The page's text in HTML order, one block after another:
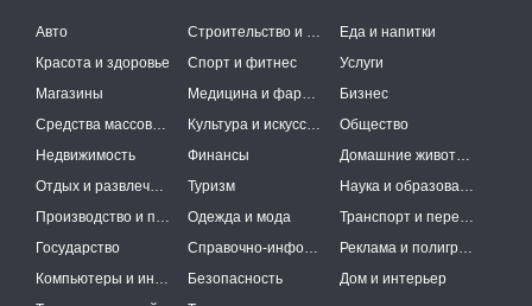
Авто Строительство и ремонт
Еда и напитки
Красота и здоровье
Спорт и фитнес
Услуги
Магазины
Медицина и фармацевтика
Бизнес
Средства массовой информации
Культура и искусство
Общество
Недвижимость
Финансы
Домашние животные
Отдых и развлечения
Туризм
Наука и образование
Производство и поставки
Одежда и мода
Транспорт и перевозки
Государство
Справочно-информационные системы
Реклама и полиграфия
Компьютеры и интернет
Безопасность
Дом и интерьер